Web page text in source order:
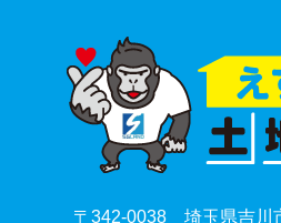
〒342-0038 埼玉県吉川